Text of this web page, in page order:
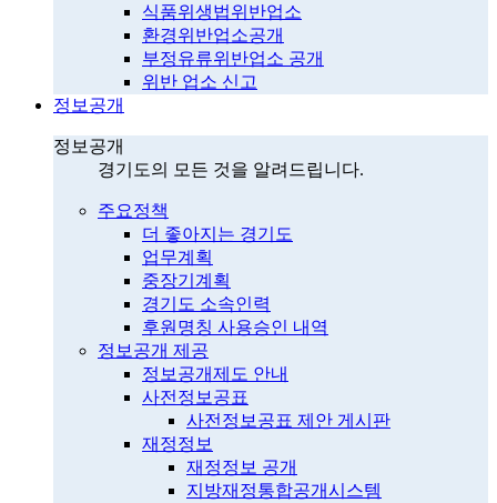
식품위생법위반업소
환경위반업소공개
부정유류위반업소 공개
위반 업소 신고
정보공개
정보공개
경기도의 모든 것을 알려드립니다.
주요정책
더 좋아지는 경기도
업무계획
중장기계획
경기도 소속인력
후원명칭 사용승인 내역
정보공개 제공
정보공개제도 안내
사전정보공표
사전정보공표 제안 게시판
재정정보
재정정보 공개
지방재정통합공개시스템